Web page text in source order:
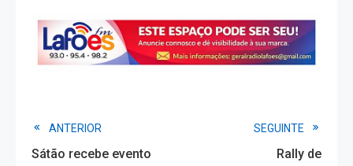
Read
ANTERIOR
Sátão recebe evento
SEGUINTE
Rally de